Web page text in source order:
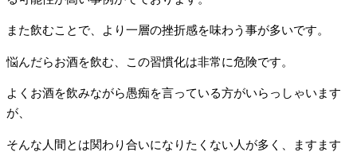
また飲むことで、より一層の挫折感を味わう事が多いです。
悩んだらお酒を飲む、この習慣化は非常に危険です。
よくお酒を飲みながら愚痴を言っている方がいらっしゃいます
が、
そんな人間とは関わり合いになりたくない人が多く、ますます